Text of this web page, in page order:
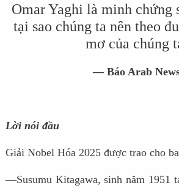
Omar Yaghi là minh chứng
tại sao chúng ta nên theo
mơ của chúng
— Báo Arab
Lời nói đầu
Giải Nobel Hóa 2025 được trao cho
—Susumu Kitagawa, sinh năm 1951